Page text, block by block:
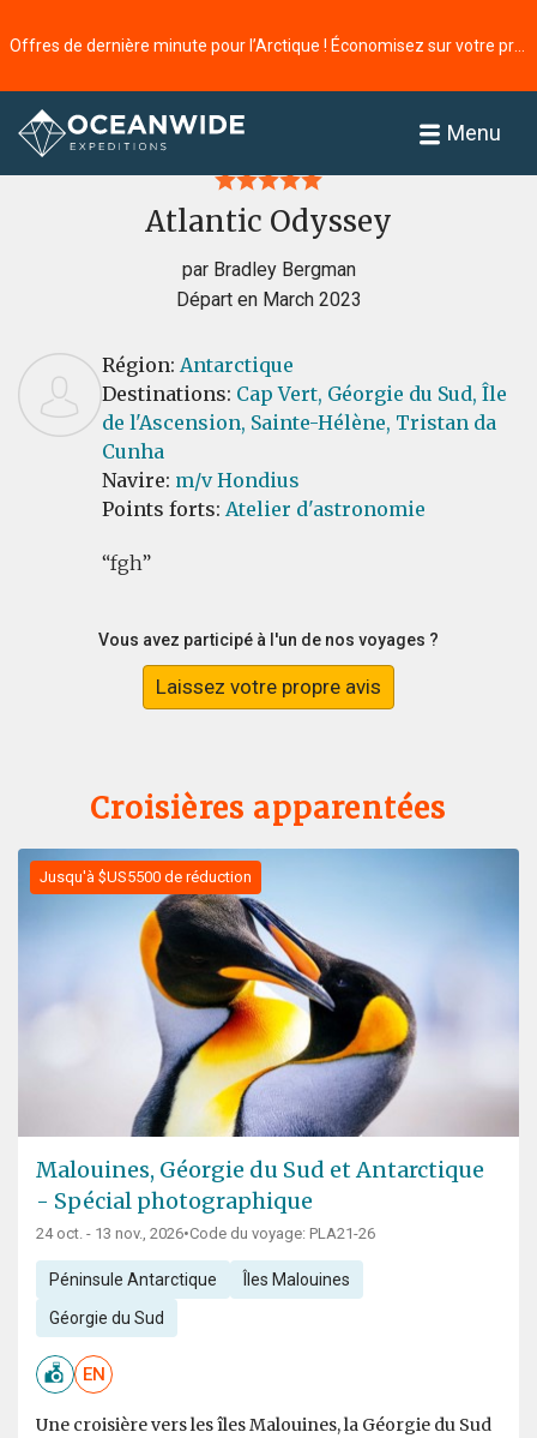
Menu
Accueil
Atlantic Odyssey
par Bradley Bergman
Départ en March 2023
Région: Antarctique
Destinations: Cap Vert, Géorgie du Sud, Île
de l'Ascension, Sainte-Hélène, Tristan da
Cunha
Navire: m/v Hondius
Points forts: Atelier d'astronomie
fgh
Vous avez participé à l'un de nos voyages ?
Laissez votre propre avis
Croisières apparentées
Jusqu'à $US5500 de réduction
Malouines, Géorgie du Sud et Antarctique
- Spécial photographique
24 oct. - 13 nov., 2026•Code du voyage: PLA21-26
Péninsule Antarctique Îles Malouines
Géorgie du Sud
EN
Une croisière vers les îles Malouines, la Géorgie du Sud